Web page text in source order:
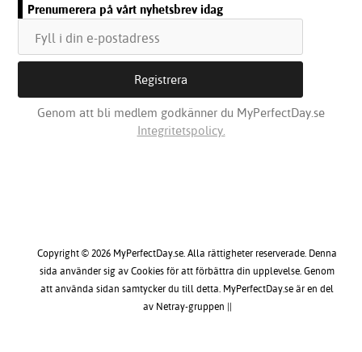
Prenumerera på vårt nyhetsbrev idag
Genom att bli medlem godkänner du MyPerfectDay.se
Integritetspolicy.
Copyright © 2026 MyPerfectDay.se. Alla rättigheter reserverade. Denna
sida använder sig av Cookies för att förbättra din upplevelse. Genom
att använda sidan samtycker du till detta. MyPerfectDay.se är en del
av Netray-gruppen ||